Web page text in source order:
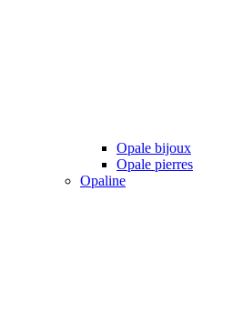
Opale bijoux
Opale pierres
Opaline